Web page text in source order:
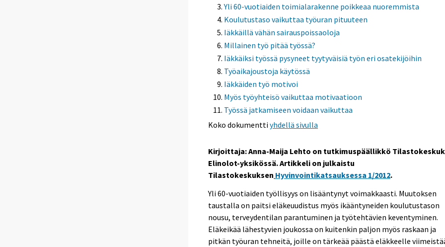
Yli 60-vuotiaiden toimialarakenne poikkeaa nuoremmista
Koulutustaso vaikuttaa työuran pituuteen
Iäkkäillä vähän sairauspoissaoloja
Millainen työ pitää työssä?
Iäkkäiksi työssä pysyneet tyytyväisiä työn eri osatekijöihin
Työaikajoustoja käytössä
Iäkkäiden työ motivoi
Myös työyhteisö vaikuttaa motivaatioon
Työssä jatkamiseen voidaan vaikuttaa
Koko dokumenttiyhdellä sivulla
Kirjoittaja: Anna-Maija Lehto on tutkimuspäällikkö
Elinolot-yksikössä. Artikkeli on julkaistu
Tilastokeskuksen Hyvinvointikatsauksessa 1/2012.
Yli 60-vuotiaiden työllisyys on lisääntynyt voimakkaasti. Muutoksen
taustalla on paitsi eläkeuudistus myös ikääntyneiden koulutustason
nousu, terveydentilan parantuminen ja työtehtävien keventyminen.
Eläkeikää lähestyvien joukossa on kuitenkin paljon myös raskaan ja
pitkän työuran tehneitä, joille on tärkeää päästä eläkkeelle